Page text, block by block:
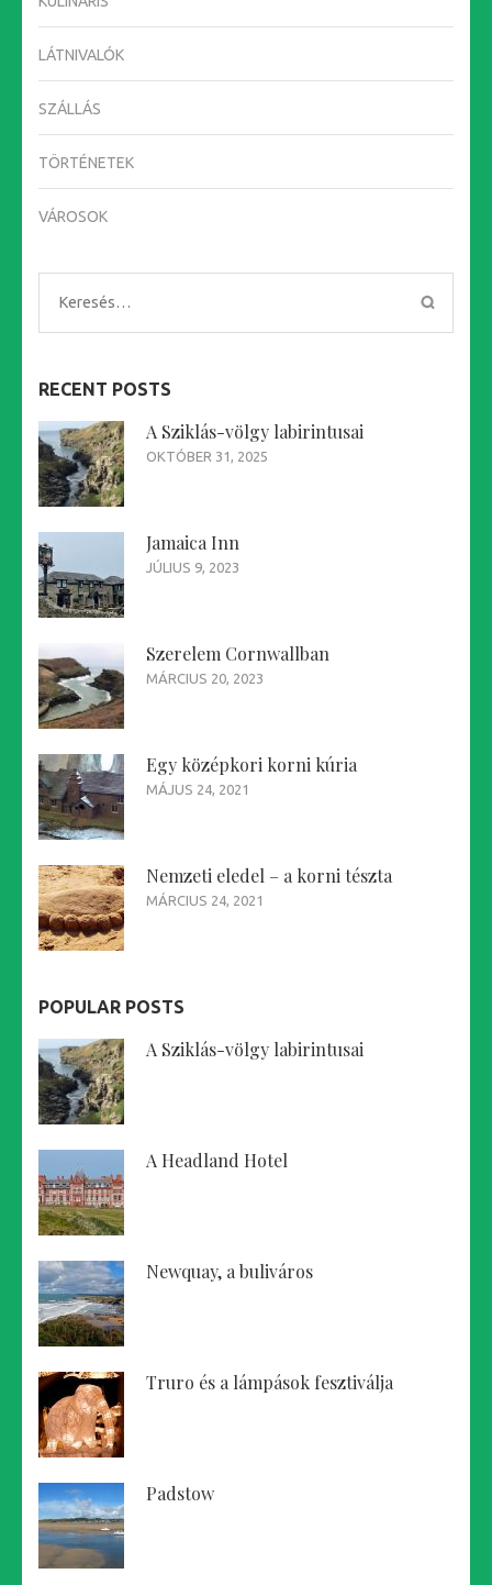
LÁTNIVALÓK
SZÁLLÁS
TÖRTÉNETEK
VÁROSOK
Keresés:
RECENT POSTS
A Sziklás-völgy labirintusai
OKTÓBER 31, 2025
Jamaica Inn
JÚLIUS 9, 2023
Szerelem Cornwallban
MÁRCIUS 20, 2023
Egy középkori korni kúria
MÁJUS 24, 2021
Nemzeti eledel – a korni tészta
MÁRCIUS 24, 2021
POPULAR POSTS
A Sziklás-völgy labirintusai
A Headland Hotel
Newquay, a buliváros
Truro és a lámpások fesztiválja
Padstow